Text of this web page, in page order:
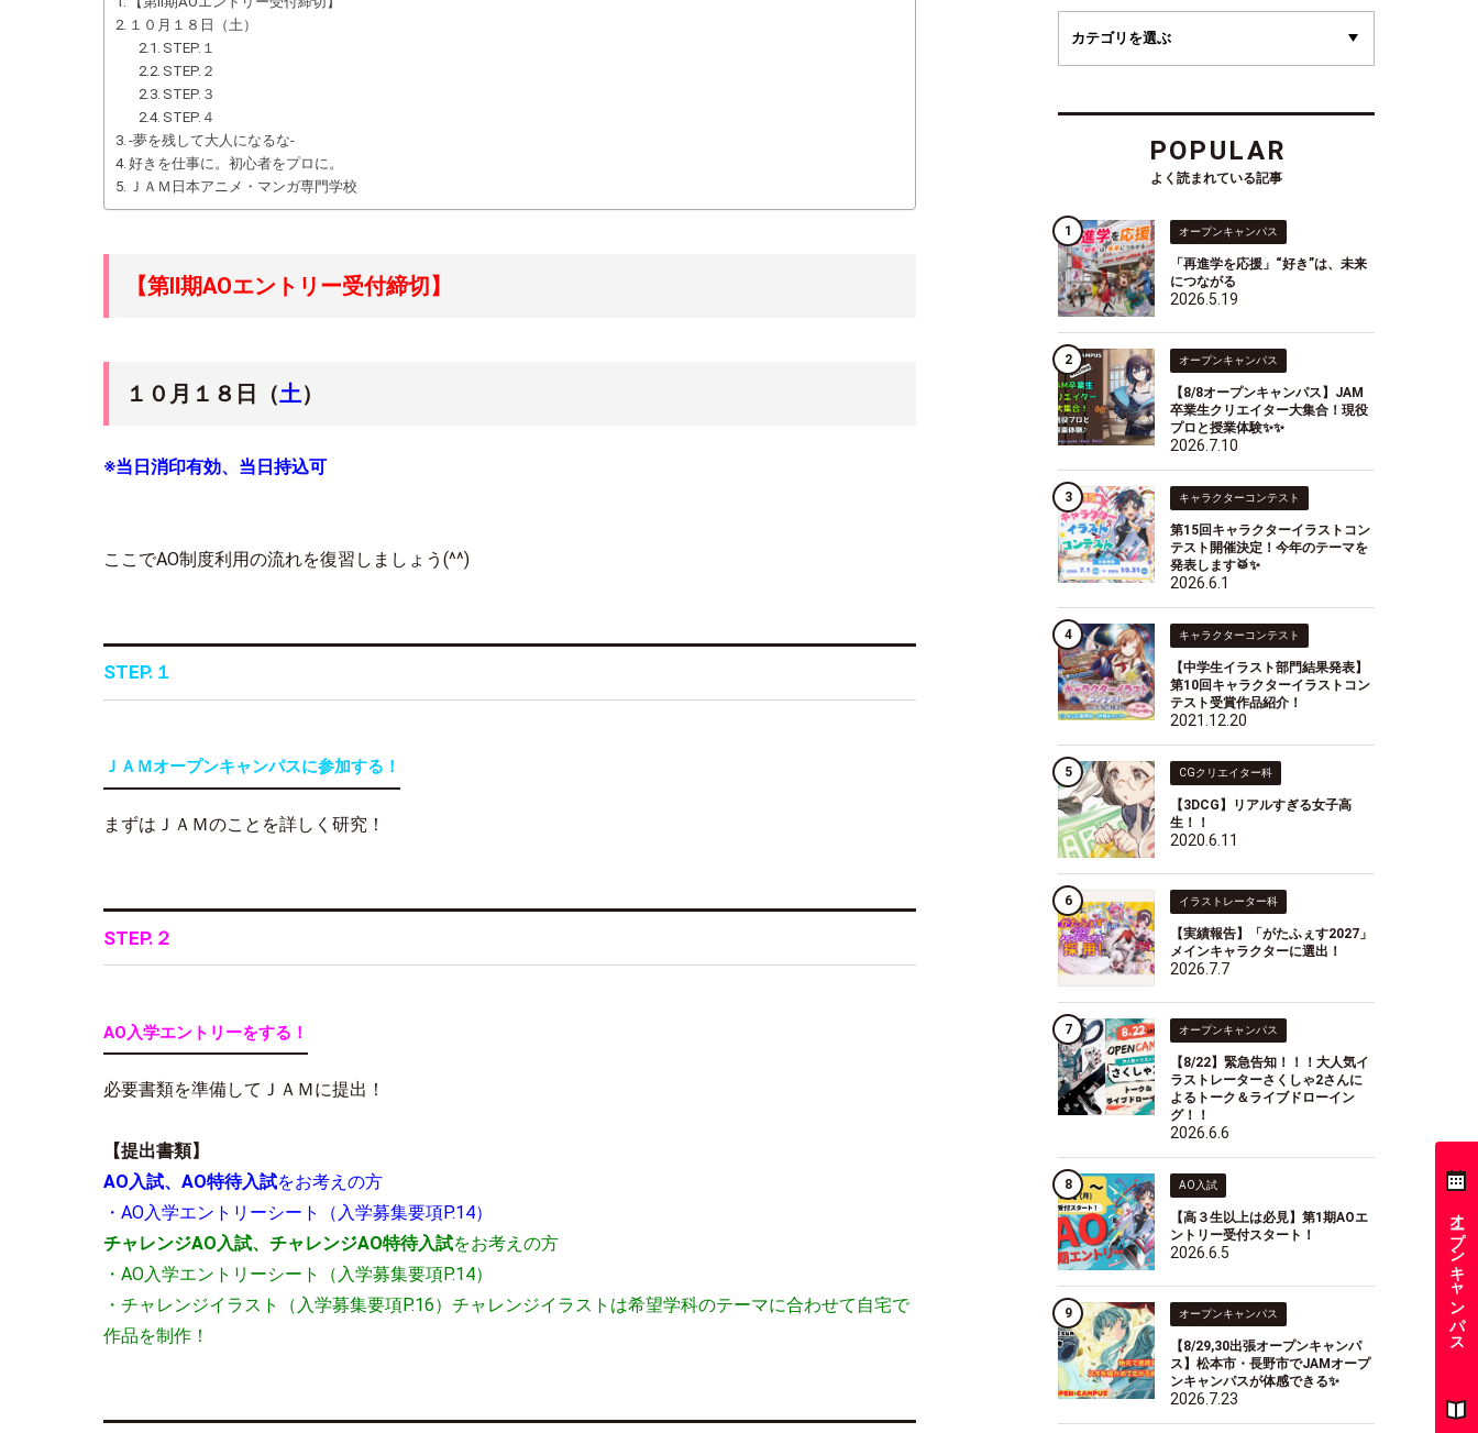
１０月１８日（土）
STEP.１
STEP.２
STEP.３
STEP.４
-夢を残して大人になるな-
好きを仕事に。初心者をプロに。
ＪＡＭ日本アニメ・マンガ専門学校
【第Ⅱ期AOエントリー受付締切】
１０月１８日（土）
※当日消印有効、当日持込可
ここでAO制度利用の流れを復習しましょう(^^)
STEP.１
ＪＡＭオープンキャンパスに参加する！
まずはＪＡＭのことを詳しく研究！
STEP.２
AO入学エントリーをする！
必要書類を準備してＪＡＭに提出！
【提出書類】
AO入試、AO特待入試をお考えの方
・AO入学エントリーシート（入学募集要項P.14）
チャレンジAO入試、チャレンジAO特待入試をお考えの方
・AO入学エントリーシート（入学募集要項P.14）
・チャレンジイラスト（入学募集要項P.16） チャレンジイラストは希望学科のテーマに合わせて自宅で
作品を制作！
POPULAR
よく読まれている記事
オープンキャンパス
「再進学を応援」“好き”は、未来
につながる
2026.5.19
オープンキャンパス
【8/8オープンキャンパス】JAM
卒業生クリエイター大集合！現役
プロと授業体験✨✨
2026.7.10
キャラクターコンテスト
第15回キャラクターイラストコン
テスト開催決定！今年のテーマを
発表します🥁✨
2026.6.1
キャラクターコンテスト
【中学生イラスト部門結果発表】
第10回キャラクターイラストコン
テスト受賞作品紹介！
2021.12.20
CGクリエイター科
【3DCG】リアルすぎる女子高
生！！
2020.6.11
イラストレーター科
【実績報告】「がたふぇす2027」
メインキャラクターに選出！
2026.7.7
オープンキャンパス
【8/22】緊急告知！！！大人気イ
ラストレーターさくしゃ2さんに
よるトーク＆ライブドローイン
グ！！
2026.6.6
AO入試
【高３生以上は必見】第1期AOエ
ントリー受付スタート！
2026.6.5
オープンキャンパス
【8/29,30出張オープンキャンパ
ス】松本市・長野市でJAMオープ
ンキャンパスが体感できる✨
2026.7.23
オープンキャンパス